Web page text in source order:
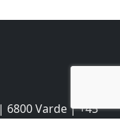
6800 Varde | +45